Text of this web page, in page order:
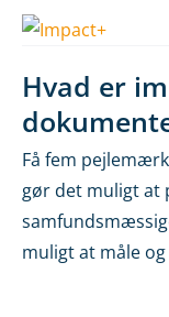
Hvad er
Få fem
gør det muligt at
muligt at måle